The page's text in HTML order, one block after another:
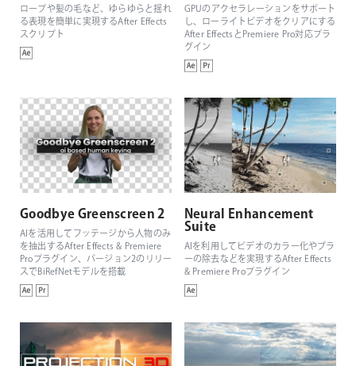
ロープや髪の毛など、ゆらゆらと揺れ
る表現を簡単に実現するAfter Effects
スクリプト
GPUのアクセラレーションをサポート
し、ローライトビデオをクリアにする
After EffectsとPremiere Pro対応プラ
グイン
Goodbye Greenscreen 2
AIを活用してフッテージから人物のみ
を抽出するAfter Effects & Premiere
Proプラグイン、バージョン2のリリー
スでBiRefNetモデルを搭載
Neural Enhancement
Suite
AIを利用してビデオのカラー化やブラ
ーの除去などを実現するAfter Effects
& Premiere Proプラグイン